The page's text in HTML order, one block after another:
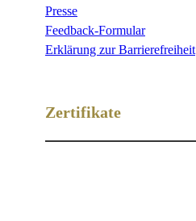
Presse
Feedback-Formular
Erklärung zur Barrierefreiheit
Zertifikate